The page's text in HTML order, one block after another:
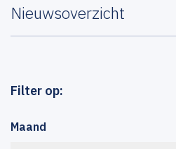
Nieuwsoverzicht
Filter op:
Maand